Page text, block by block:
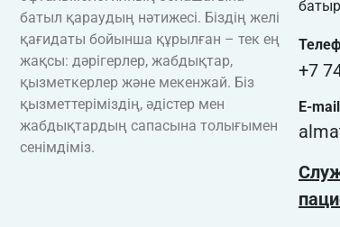
батыл қараудың нәтижесі. Біздің желі
қағидаты бойынша құрылған – тек ең
жақсы: дәрігерлер, жабдықтар,
қызметкерлер және мекенжай. Біз
қызметтеріміздің, әдістер мен
жабдықтардың сапасына толығымен
сенімдіміз.
+7
E-